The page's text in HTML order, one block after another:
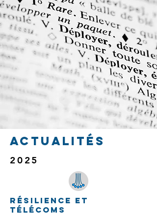
Actualités
2025
résilience et
télécoms